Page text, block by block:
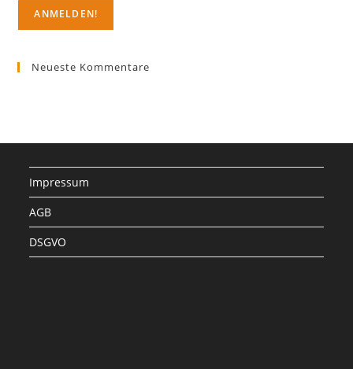
Neueste Kommentare
Impressum
AGB
DSGVO